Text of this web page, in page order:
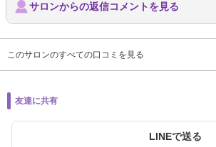
サロンからの返信コメントを見る
このサロンのすべての口コミを見る
友達に共有
LINEで送る